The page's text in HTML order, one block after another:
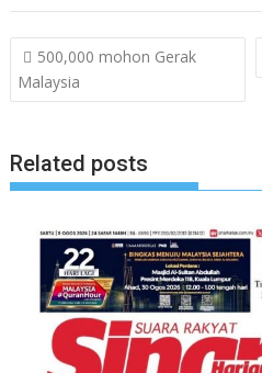
Post
navigation
500,000 mohon Gerak
Malaysia
Related posts